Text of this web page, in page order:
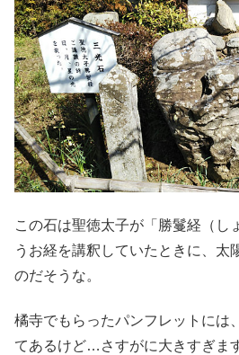
この石は聖徳太子が「勝鬘経（し
うお経を講釈していたときに、太
のだそうな。
橘寺でもらったパンフレットには
てあるけど…さすがに大きすぎま